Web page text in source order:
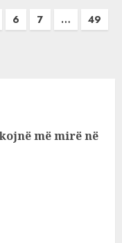
6 7 …
49
më mirë në